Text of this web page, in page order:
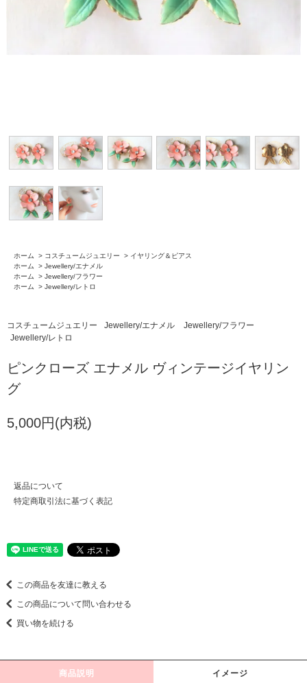
ホーム > コスチュームジュエリー > イヤリング＆ピアス
ホーム
> Jewellery/エナメル
ホーム
> Jewellery/フラワー
ホーム
> Jewellery/レトロ
コスチュームジュエリー Jewellery/エナメル
Jewellery/フラワー
Jewellery/レトロ
ピンクローズ エナメル ヴィンテージイヤリン
グ
5,000円(内税)
返品について
特定商取引法に基づく表記
この商品を友達に教える
この商品について問い合わせる
買い物を続ける
商品説明 イメージ